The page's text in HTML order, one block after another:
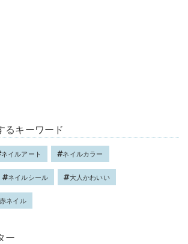
るキーワード
ネイルアート ネイルカラー
ネイルシール 大人かわいい
赤ネイル
ー